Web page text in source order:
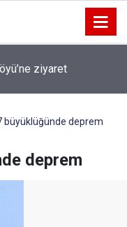
ziyaret
büyüklüğünde deprem
deprem